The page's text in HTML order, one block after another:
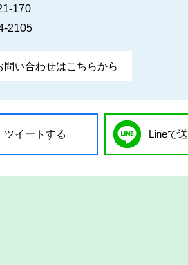
170
2105
問い合わせはこちらから
ツイートする Lineで